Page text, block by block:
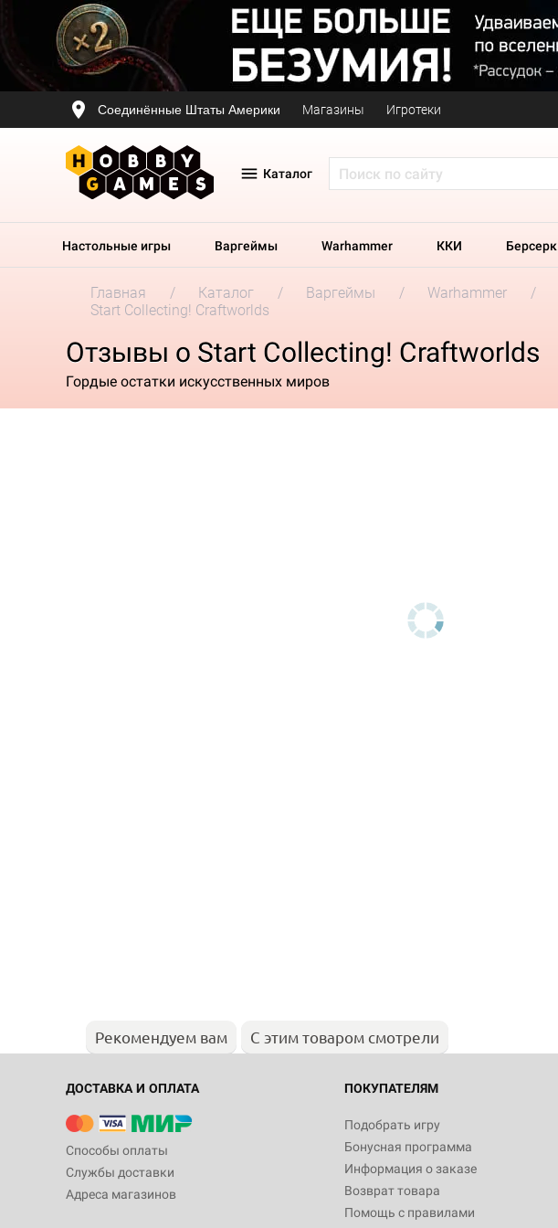
Соединённые Штаты Америки Магазины Игротеки
Каталог
Настольные игры Варгеймы Warhammer ККИ Берсерк
Главная Каталог Варгеймы Warhammer
Start Collecting! Craftworlds
Отзывы о Start Collecting! Craftworlds
Гордые остатки искусственных миров
Рекомендуем вам С этим товаром смотрели
ДОСТАВКА И ОПЛАТА
Способы оплаты
Службы доставки
Адреса магазинов
ПОКУПАТЕЛЯМ
Подобрать игру
Бонусная программа
Информация о заказе
Возврат товара
Помощь с правилами